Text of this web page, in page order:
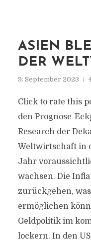
ASIEN
DER
9. September 2023
Click to rate this
den Prognose-
Research der
Weltwirtschaft in
Jahr
wachsen. Die
zurückgehen,
ermöglichen
Geldpolitik im
lockern. In den